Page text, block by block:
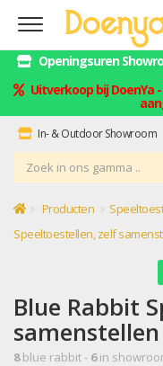
Openingsuren
Uitverkoop bij DoenYa
In- & Outdoor Showroom
Producten
Speeltoestellen, zelf
Blue Rabbit
samenstellen
8blue rabbit - 6in